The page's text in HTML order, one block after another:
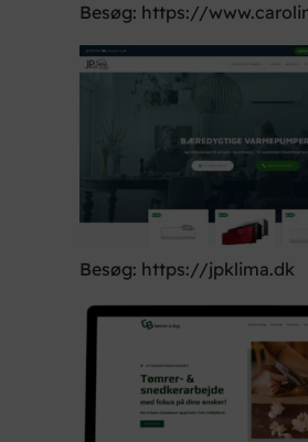
Besøg: https://
Besøg: https://jpklima.dk